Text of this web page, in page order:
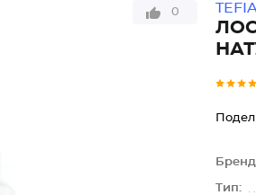
0 TEFIA
Тип: